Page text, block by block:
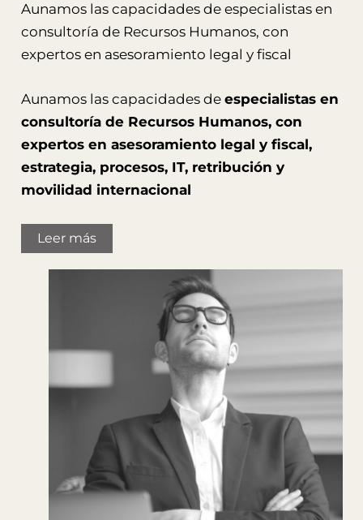
Aunamos las capacidades de especialistas en
consultoría de Recursos Humanos, con
expertos en asesoramiento legal y fiscal
Aunamos las capacidades de especialistas en
consultoría de Recursos Humanos, con
expertos en asesoramiento legal y fiscal,
estrategia, procesos, IT, retribución y
movilidad internacional
Leer más